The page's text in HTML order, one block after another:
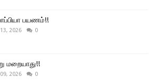
பயணம்!!
2026 0
மறையாது!!
2026 0